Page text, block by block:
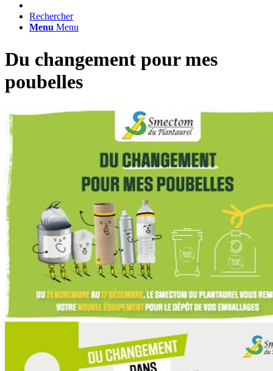
Rechercher
Menu Menu
Du changement pour mes
poubelles